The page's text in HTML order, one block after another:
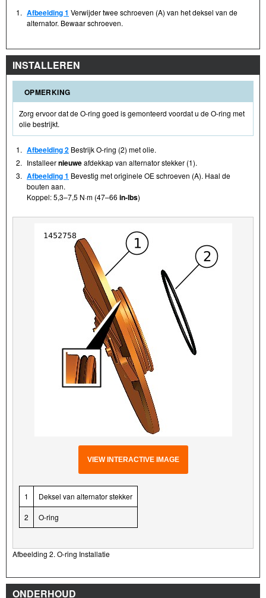
1. Afbeelding 1 Verwijder twee schroeven (A) van het deksel van de
alternator. Bewaar schroeven.
INSTALLEREN
OPMERKING
Zorg ervoor dat de O-ring goed is gemonteerd voordat u de O-ring met
olie bestrijkt.
1. Afbeelding 2 Bestrijk O-ring (2) met olie.
2. Installeernieuweafdekkap van alternator stekker (1).
3. Afbeelding 1 Bevestig met originele OE schroeven (A). Haal de
bouten aan.
Koppel: 5,3–7,5 N·m (47–66 in-lbs)
VIEW INTERACTIVE IMAGE
1 Deksel van alternator stekker
2 O-ring
Afbeelding 2. O-ring Installatie
ONDERHOUD